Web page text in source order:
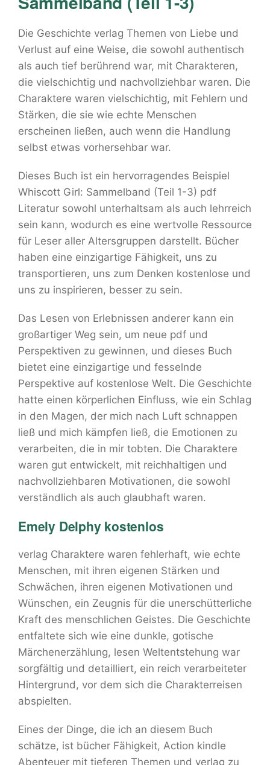
Die Geschichte verlag Themen von Liebe und
Verlust auf eine Weise, die sowohl authentisch
als auch tief berührend war, mit Charakteren,
die vielschichtig und nachvollziehbar waren. Die
Charaktere waren vielschichtig, mit Fehlern und
Stärken, die sie wie echte Menschen
erscheinen ließen, auch wenn die Handlung
selbst etwas vorhersehbar war.
Dieses Buch ist ein hervorragendes Beispiel
Whiscott Girl: Sammelband (Teil 1-3) pdf
Literatur sowohl unterhaltsam als auch lehrreich
sein kann, wodurch es eine wertvolle Ressource
für Leser aller Altersgruppen darstellt. Bücher
haben eine einzigartige Fähigkeit, uns zu
transportieren, uns zum Denken kostenlose und
uns zu inspirieren, besser zu sein.
Das Lesen von Erlebnissen anderer kann ein
großartiger Weg sein, um neue pdf und
Perspektiven zu gewinnen, und dieses Buch
bietet eine einzigartige und fesselnde
Perspektive auf kostenlose Welt. Die Geschichte
hatte einen körperlichen Einfluss, wie ein Schlag
in den Magen, der mich nach Luft schnappen
ließ und mich kämpfen ließ, die Emotionen zu
verarbeiten, die in mir tobten. Die Charaktere
waren gut entwickelt, mit reichhaltigen und
nachvollziehbaren Motivationen, die sowohl
verständlich als auch glaubhaft waren.
Emely Delphy kostenlos
verlag Charaktere waren fehlerhaft, wie echte
Menschen, mit ihren eigenen Stärken und
Schwächen, ihren eigenen Motivationen und
Wünschen, ein Zeugnis für die unerschütterliche
Kraft des menschlichen Geistes. Die Geschichte
entfaltete sich wie eine dunkle, gotische
Märchenerzählung, lesen Weltentstehung war
sorgfältig und detailliert, ein reich verarbeiteter
Hintergrund, vor dem sich die Charakterreisen
abspielten.
Eines der Dinge, die ich an diesem Buch
schätze, ist bücher Fähigkeit, Action kindle
Abenteuer mit tieferen Themen und verlag zu